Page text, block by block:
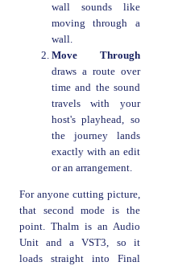
wall sounds like
moving through a
wall.
Move Through
draws a route over
time and the sound
travels with your
host's playhead, so
the journey lands
exactly with an edit
or an arrangement.
For anyone cutting picture,
that second mode is the
point. Thalm is an Audio
Unit and a VST3, so it
loads straight into Final